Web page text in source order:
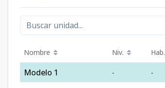
Nombre Niv. Hab.
Modelo 1 - -